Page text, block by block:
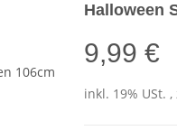
Halloween
9,99 €
inkl. 19% USt. ,